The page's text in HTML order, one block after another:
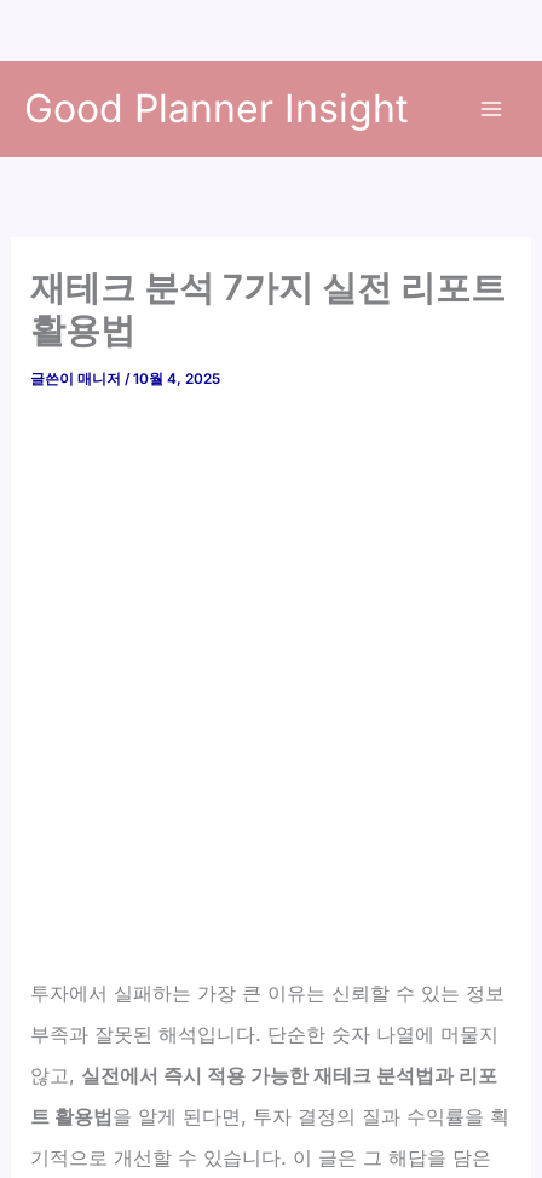
Good Planner Insight
재테크 분석 7가지 실전 리포트
활용법
글쓴이매니저/10월 4, 2025
투자에서 실패하는 가장 큰 이유는 신뢰할 수 있는 정보
부족과 잘못된 해석입니다. 단순한 숫자 나열에 머물지
않고, 실전에서 즉시 적용 가능한 재테크 분석법과 리포
트 활용법을 알게 된다면, 투자 결정의 질과 수익률을 획
기적으로 개선할 수 있습니다. 이 글은 그 해답을 담은